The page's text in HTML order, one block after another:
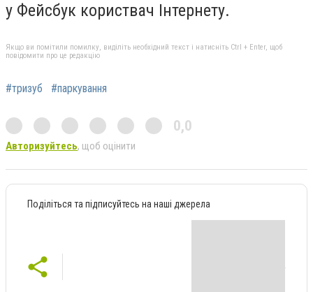
у Фейсбук користвач Інтернету.
Якщо ви помітили помилку, виділіть необхідний текст і натисніть Ctrl + Enter, щоб
повідомити про це редакцію
#тризуб #паркування
0,0
Авторизуйтесь, щоб оцінити
Поділіться та підписуйтесь на наші джерела